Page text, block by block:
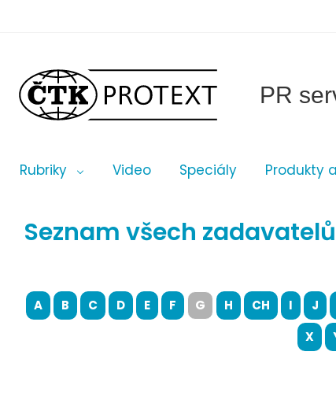
PR
Rubriky Video Speciály Produkty
Seznam všech zadavatelů
A B C D E F G H CH I J
X